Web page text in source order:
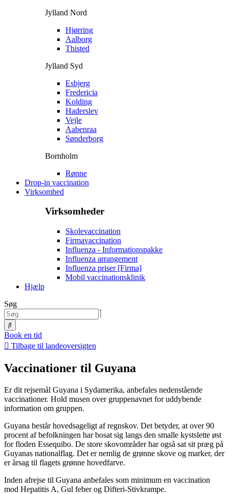
Jylland Nord
Hjørring
Aalborg
Thisted
Jylland Syd
Esbjerg
Fredericia
Kolding
Haderslev
Vejle
Aabenraa
Sønderborg
Bornholm
Rønne
Drop-in vaccination
Virksomhed
Virksomheder
Skolevaccination
Firmavaccination
Influenza - Informationspakke
Influenza arrangement
Influenza priser [Firma]
Mobil vaccinationsklinik
Hjælp
Søg
Book en tid
Tilbage til landeoversigten
Vaccinationer til Guyana
Er dit rejsemål Guyana i Sydamerika, anbefales nedenstående
vaccinationer. Hold musen over gruppenavnet for uddybende
information om gruppen.
Guyana består hovedsageligt af regnskov. Det betyder, at over 90
procent af befolkningen har bosat sig langs den smalle kystslette øst
for floden Essequibo. De store skovområder har også sat sit præg på
Guyanas nationalflag. Det er nemlig de grønne skove og marker, der
er årsag til flagets grønne hovedfarve.
Inden afrejse til Guyana anbefales som minimum en vaccination
mod Hepatitis A, Gul feber og Difteri-Stivkrampe.